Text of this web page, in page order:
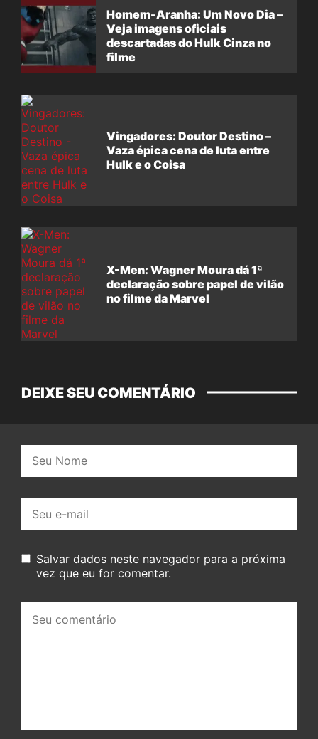
Homem-Aranha: Um Novo Dia –
Veja imagens oficiais
descartadas do Hulk Cinza no
filme
Vingadores: Doutor Destino –
Vaza épica cena de luta entre
Hulk e o Coisa
X-Men: Wagner Moura dá 1ª
declaração sobre papel de vilão
no filme da Marvel
DEIXE SEU COMENTÁRIO
mail:
Salvar dados neste navegador para a próxima
vez que eu for comentar.
comentário: